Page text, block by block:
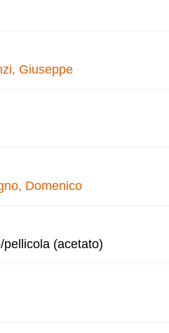
Giuseppe
Domenico
(acetato)